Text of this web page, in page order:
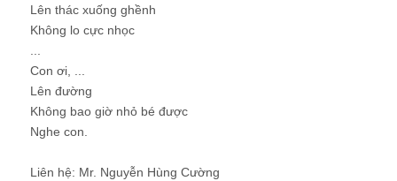
Lên thác xuống ghềnh
Không lo cực nhọc
...
Con ơi, ...
Lên đường
Không bao giờ nhỏ bé được
Nghe con.
Liên hệ: Mr. Nguyễn Hùng Cường